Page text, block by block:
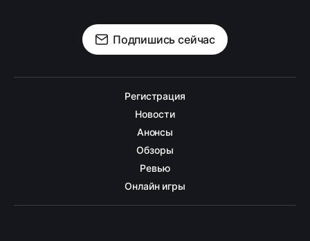
Подпишись сейчас
Регистрация
Новости
Анонсы
Обзоры
Ревью
Онлайн игры